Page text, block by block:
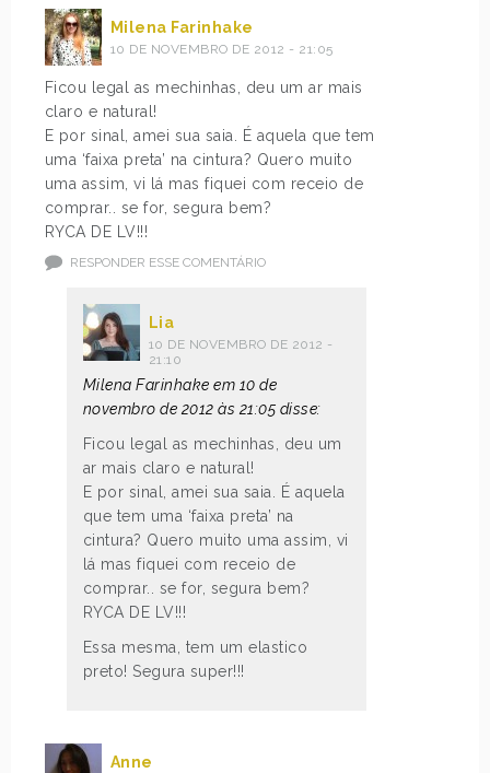
Milena Farinhake
10 DE NOVEMBRO DE 2012 - 21:05
Ficou legal as mechinhas, deu um ar mais
claro e natural!
E por sinal, amei sua saia. É aquela que tem
uma ‘faixa preta’ na cintura? Quero muito
uma assim, vi lá mas fiquei com receio de
comprar.. se for, segura bem?
RYCA DE LV!!!
RESPONDER ESSE COMENTÁRIO
Lia
10 DE NOVEMBRO DE 2012 -
21:10
Milena Farinhake em 10 de
novembro de 2012 às 21:05 disse:
Ficou legal as mechinhas, deu um
ar mais claro e natural!
E por sinal, amei sua saia. É aquela
que tem uma ‘faixa preta’ na
cintura? Quero muito uma assim, vi
lá mas fiquei com receio de
comprar.. se for, segura bem?
RYCA DE LV!!!
Essa mesma, tem um elastico
preto! Segura super!!!
Anne